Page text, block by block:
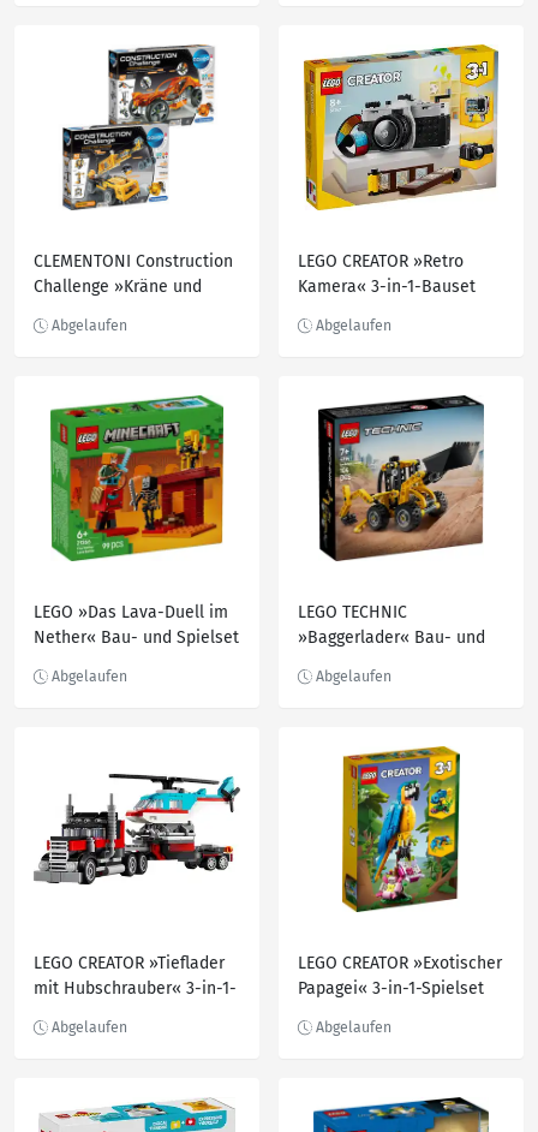
CLEMENTONI Construction
Challenge »Kräne und
»Maschinentechnik«
LEGO CREATOR »Retro
Kamera« 3-in-1-Bauset
LEGO »Das Lava-Duell im
Nether« Bau- und Spielset
LEGO TECHNIC
»Baggerlader« Bau- und
LEGO CREATOR »Tieflader
mit Hubschrauber« 3-in-1-
LEGO CREATOR »Exotischer
Papagei« 3-in-1-Spielset